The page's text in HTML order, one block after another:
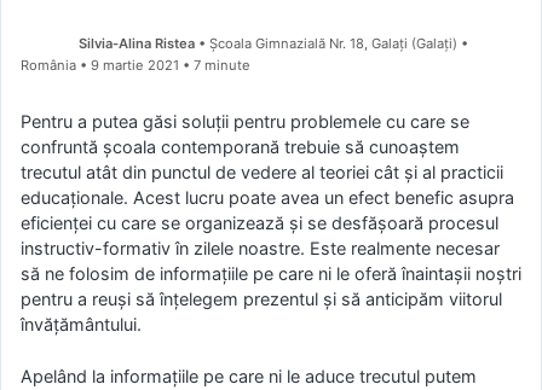
Silvia-Alina Ristea • Școala Gimnazială Nr. 18, Galați (Galaţi) •
România
9 martie 2021 • 7 minute
Pentru a putea găsi soluţii pentru problemele cu care se
confruntă şcoala contemporană trebuie să cunoaştem
trecutul atât din punctul de vedere al teoriei cât şi al practicii
educaţionale. Acest lucru poate avea un efect benefic asupra
eficienţei cu care se organizează şi se desfăşoară procesul
instructiv-formativ în zilele noastre. Este realmente necesar
să ne folosim de informaţiile pe care ni le oferă înaintaşii noştri
pentru a reuşi să înţelegem prezentul şi să anticipăm viitorul
învăţământului.
Apelând la informaţiile pe care ni le aduce trecutul putem